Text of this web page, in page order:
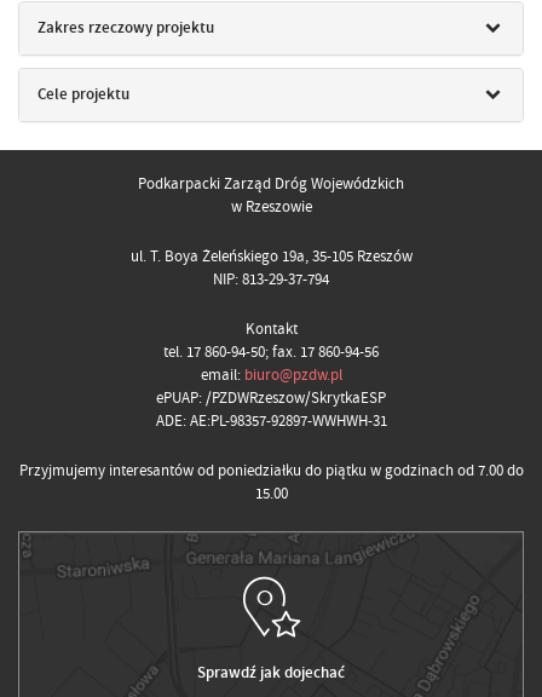
Zakres rzeczowy projektu
Cele projektu
Podkarpacki Zarząd Dróg Wojewódzkich
w Rzeszowie
ul. T. Boya Żeleńskiego 19a, 35-105 Rzeszów
NIP: 813-29-37-794
Kontakt
tel. 17 860-94-50; fax. 17 860-94-56
email: biuro@pzdw.pl
ePUAP: /PZDWRzeszow/SkrytkaESP
ADE: AE:PL-98357-92897-WWHWH-31
Przyjmujemy interesantów od poniedziałku do piątku w godzinach od 7.00 do
15.00
Sprawdź jak dojechać